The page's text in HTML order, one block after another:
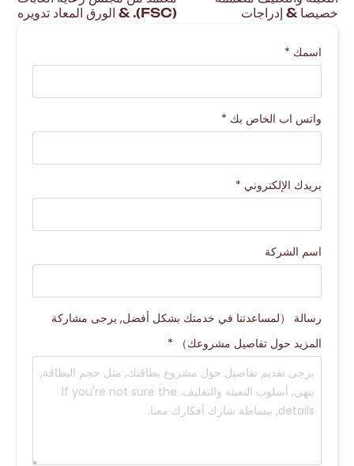
خصيصا & إدراجات
(FSC). & الورق المعاد تدويره
اسمك *
واتس اب الخاص بك *
بريدك الإلكتروني *
اسم الشركة
رسالة （لمساعدتنا في خدمتك بشكل أفضل, يرجى مشاركة
المزيد حول تفاصيل مشروعك）
*